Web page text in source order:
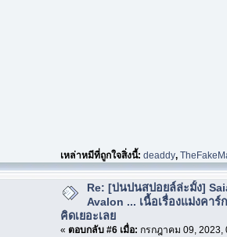
เหล่าหมีที่ถูกใจสิ่งนี้:deaddy,
Re: [บ่นปนสปอยล์ล่ะมั้ง]
Avalon ... เนื้อเรื่องแม่งคาร์
คิดเยอะเลย
« ตอบกลับ #6 เมื่อ: กรกฎาคม 09, 2023,